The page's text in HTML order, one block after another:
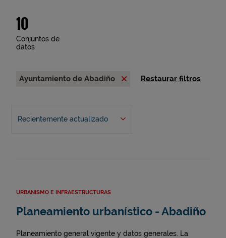
10
Conjuntos de
datos
Ayuntamiento de Abadiño Restaurar filtros
Recientemente actualizado
URBANISMO E INFRAESTRUCTURAS
Planeamiento urbanístico - Abadiño
Planeamiento general vigente y datos generales. La